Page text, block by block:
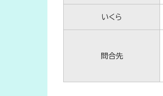
いくら
問合先